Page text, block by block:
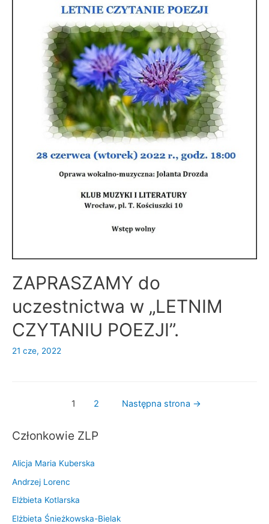
ZAPRASZAMY do
uczestnictwa w „LETNIM
CZYTANIU POEZJI”.
21 cze, 2022
Nawigacja
wpisach
1 2 Następna strona →
Członkowie ZLP
Alicja Maria Kuberska
Andrzej Lorenc
Elżbieta Kotlarska
Elżbieta Śnieżkowska-Bielak